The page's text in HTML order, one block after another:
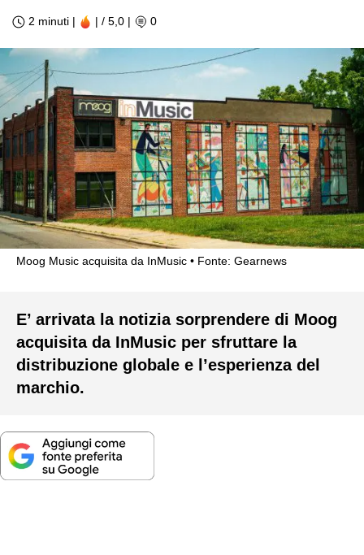
2 minuti | | / 5,0 | 0
Moog Music acquisita da InMusic Fonte: Gearnews
E’ arrivata la notizia sorprendere di Moog
acquisita da InMusic per sfruttare la
distribuzione globale e l’esperienza del
marchio.